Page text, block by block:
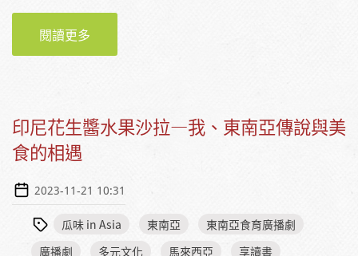
閱讀更多
IN ASIA》廣播劇文字書，美味上市！
印尼花生醬水果沙拉—我、東南亞傳說與美
食的相遇
2023-11-21 10:31
瓜味 in Asia 東南亞
東南亞食育廣播劇
廣播劇
多元文化 馬來西亞 享讀書